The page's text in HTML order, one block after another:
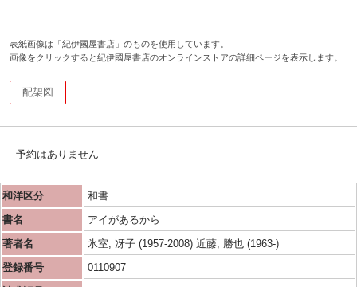
表紙画像は「紀伊國屋書店」のものを使用しています。
画像をクリックすると紀伊國屋書店のオンラインストアの詳細ページを表示します。
配架図
予約はありません
和洋区分
和書
書名
アイがあるから
著者名
氷室, 冴子 (1957-2008) 近藤, 勝也 (1963-)
登録番号
0110907